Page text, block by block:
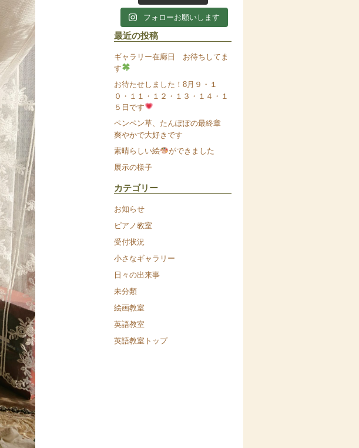
フォローお願いします
最近の投稿
ギャラリー在廊日 お待ちしてま
す
お待たせしました！8月９・１
０・１１・１２・１３・１４・１
５日です
ペンペン草、たんぽぽの最終章
爽やかで大好きです
素晴らしい絵
ができました
展示の様子
カテゴリー
お知らせ
ピアノ教室
受付状況
小さなギャラリー
日々の出来事
未分類
絵画教室
英語教室
英語教室トップ